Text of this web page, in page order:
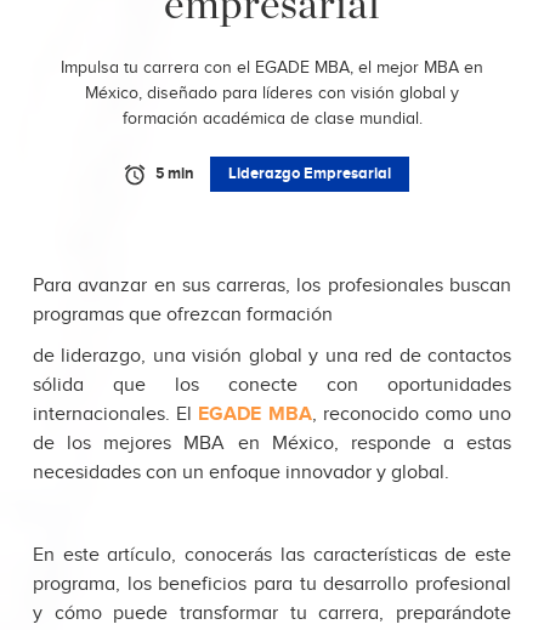
Impulsa tu carrera con el EGADE MBA, el mejor MBA en
México, diseñado para líderes con visión global y
formación académica de clase mundial.
5 min Liderazgo Empresarial
Para avanzar en sus carreras, los profesionales buscan
programas que ofrezcan formación
de liderazgo, una visión global y una red de contactos
sólida que los conecte con oportunidades
internacionales. El EGADE MBA, reconocido como uno
de los mejores MBA en México, responde a estas
necesidades con un enfoque innovador y global.
En este artículo, conocerás las características de este
programa, los beneficios para tu desarrollo profesional
y cómo puede transformar tu carrera, preparándote